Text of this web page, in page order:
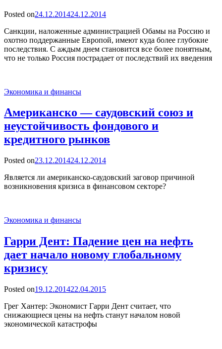
Posted on24.12.201424.12.2014
Санкции, наложенные администрацией Обамы на Россию и
охотно поддержанные Европой, имеют куда более глубокие
последствия. С аждым днем становится все более понятным,
что не только Россия пострадает от последствий их введения
Экономика и финансы
Американско — саудовский союз и
неустойчивость фондового и
кредитного рынков
Posted on23.12.201424.12.2014
Является ли американско-саудовский заговор причиной
возникновения кризиса в финансовом секторе?
Экономика и финансы
Гарри Дент: Падение цен на нефть
дает начало новому глобальному
кризису
Posted on19.12.201422.04.2015
Грег Хантер: Экономист Гарри Дент считает, что
снижающиеся цены на нефть станут началом новой
экономической катастрофы